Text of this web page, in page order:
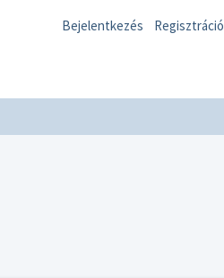
Bejelentkezés Regisztráció